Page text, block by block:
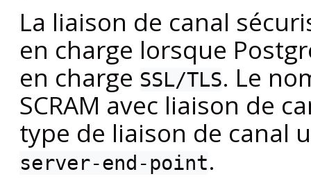
La liaison de canal
en charge lorsque
en charge SSL/TLS. Le
SCRAM avec liaison de
type de liaison de canal
server-end-point.